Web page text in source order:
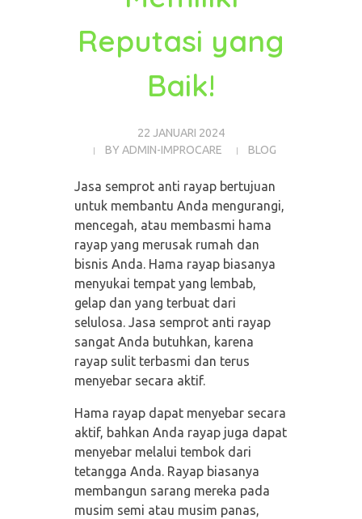
Reputasi yang
Baik!
22 JANUARI 2024
BY ADMIN-IMPROCARE BLOG
Jasa semprot anti rayap bertujuan
untuk membantu Anda mengurangi,
mencegah, atau membasmi hama
rayap yang merusak rumah dan
bisnis Anda. Hama rayap biasanya
menyukai tempat yang lembab,
gelap dan yang terbuat dari
selulosa. Jasa semprot anti rayap
sangat Anda butuhkan, karena
rayap sulit terbasmi dan terus
menyebar secara aktif.
Hama rayap dapat menyebar secara
aktif, bahkan Anda rayap juga dapat
menyebar melalui tembok dari
tetangga Anda. Rayap biasanya
membangun sarang mereka pada
musim semi atau musim panas,